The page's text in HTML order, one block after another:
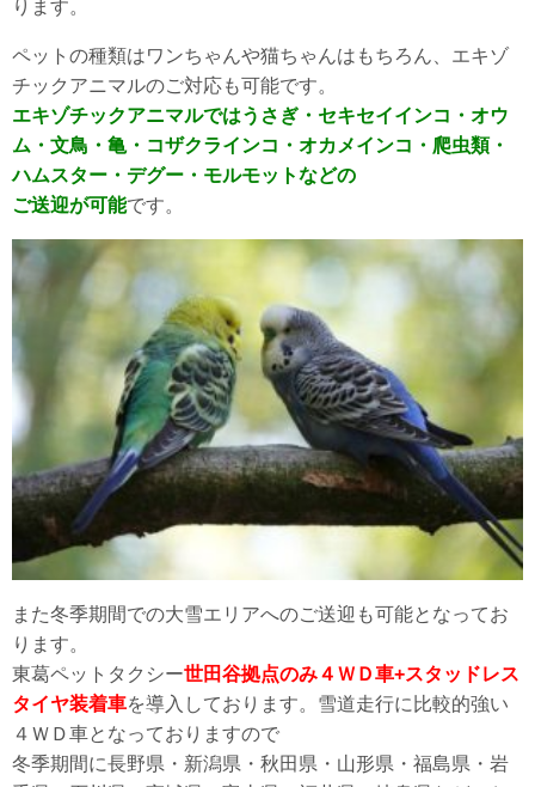
ります。
ペットの種類はワンちゃんや猫ちゃんはもちろん、エキゾ
チックアニマルのご対応も可能です。
エキゾチックアニマルではうさぎ・セキセイインコ・オウ
ム・文鳥・亀・コザクラインコ・オカメインコ・爬虫類・
ハムスター・デグー・モルモットなどの
ご送迎が可能です。
また冬季期間での大雪エリアへのご送迎も可能となってお
ります。
東葛ペットタクシー世田谷拠点のみ４ＷＤ車+スタッドレス
タイヤ装着車を導入しております。雪道走行に比較的強い
４ＷＤ車となっておりますので
冬季期間に長野県・新潟県・秋田県・山形県・福島県・岩